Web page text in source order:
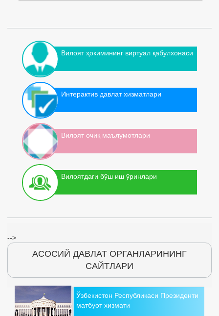
Вилоят ҳокимининг виртуал қабулхонаси
Интерактив давлат хизматлари
Вилоят очиқ маълумотлари
Вилоятдаги бўш иш ўринлари
-->
АСОСИЙ ДАВЛАТ ОРГАНЛАРИНИНГ
САЙТЛАРИ
Ўзбекистон Республикаси Президенти
матбуот хизмати